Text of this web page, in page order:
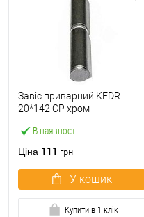
В наявності
Завіс приварний KEDR
20*142 CP хром
Ціна 111 грн.
У кошик
Купити в 1 клік